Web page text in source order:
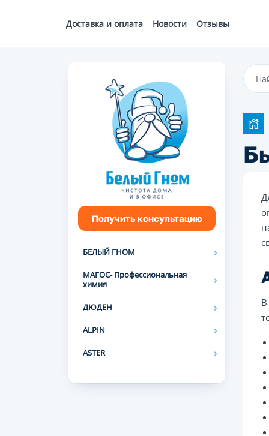
Доставка и оплата Новости Отзывы
Получить консультацию
БЕЛЫЙ ГНОМ
МАГОС- Профессиональная
химия
ДЮДЕН
ALPIN
ASTER
В